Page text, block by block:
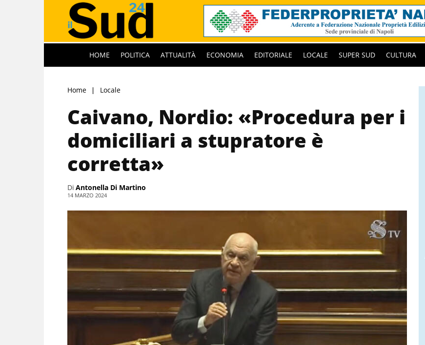
HOME POLITICA ATTUALITÀ ECONOMIA EDITORIALE LOCALE SUPER SUD CULTURA
Home Locale
Caivano, Nordio: «Procedura per i
domiciliari a stupratore è
corretta»
Di Antonella Di Martino
14 MARZO 2024